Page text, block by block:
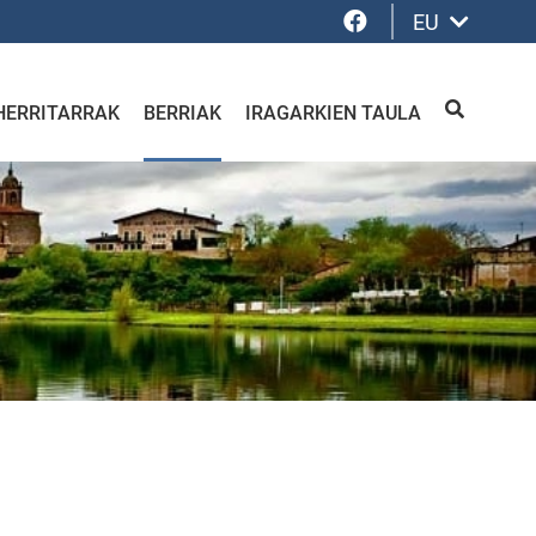
Facebook
EU
BERRIAK IRAGARKIEN TAULA BILATU